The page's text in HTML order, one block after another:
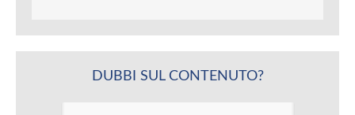
DUBBI SUL CONTENUTO?